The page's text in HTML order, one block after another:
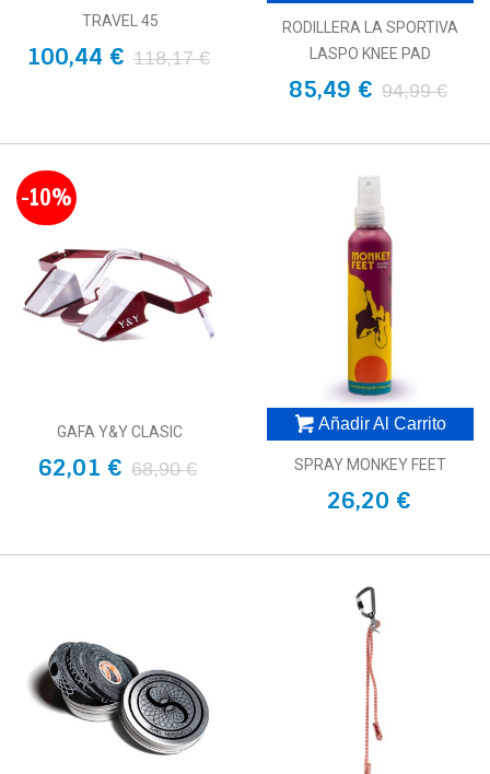
TRAVEL 45
100,44 € 118,17 €
RODILLERA LA SPORTIVA
LASPO KNEE PAD
85,49 € 94,99 €
-10%
GAFA Y&Y CLASIC
62,01 € 68,90 €
Añadir Al Carrito
SPRAY MONKEY FEET
26,20 €